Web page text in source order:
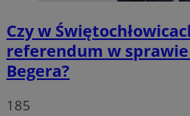
Czy w
referendum w
Begera?
185